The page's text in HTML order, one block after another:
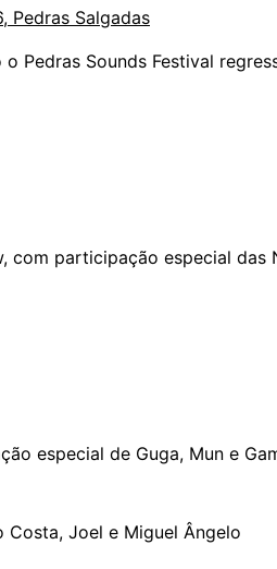
Pedras Salgadas
o Pedras Sounds Festival
com participação especial das
especial de Guga, Mun e
Costa, Joel e Miguel Ângelo